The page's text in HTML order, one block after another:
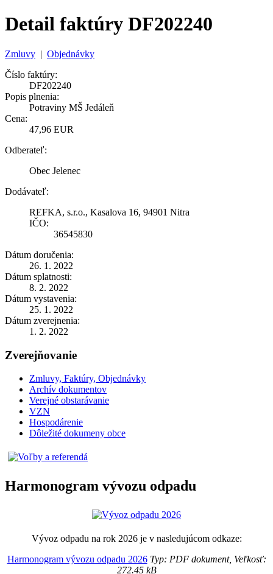
Detail faktúry DF202240
Zmluvy | Objednávky
Číslo faktúry:
DF202240
Popis plnenia:
Potraviny MŠ Jedáleň
Cena:
47,96 EUR
Odberateľ:
Obec Jelenec
Dodávateľ:
REFKA, s.r.o., Kasalova 16, 94901 Nitra
IČO:
36545830
Dátum doručenia:
26. 1. 2022
Dátum splatnosti:
8. 2. 2022
Dátum vystavenia:
25. 1. 2022
Dátum zverejnenia:
1. 2. 2022
Zverejňovanie
Zmluvy, Faktúry, Objednávky
Archív dokumentov
Verejné obstarávanie
VZN
Hospodárenie
Dôležité dokumeny obce
Harmonogram vývozu odpadu
Vývoz odpadu na rok 2026 je v nasledujúcom odkaze:
Harmonogram vývozu odpadu 2026Typ: PDF dokument, Veľkosť:
272.45 kB